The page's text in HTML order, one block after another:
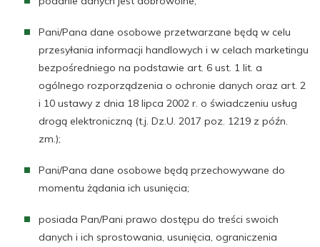
Pani/Pana dane osobowe przetwarzane będą w celu
przesyłania informacji handlowych i w celach marketingu
bezpośredniego na podstawie art. 6 ust. 1 lit. a
ogólnego rozporządzenia o ochronie danych oraz art. 2
i 10 ustawy z dnia 18 lipca 2002 r. o świadczeniu usług
drogą elektroniczną (t.j. Dz.U. 2017 poz. 1219 z późn.
zm.);
Pani/Pana dane osobowe będą przechowywane do
momentu żądania ich usunięcia;
posiada Pan/Pani prawo dostępu do treści swoich
danych i ich sprostowania, usunięcia, ograniczenia